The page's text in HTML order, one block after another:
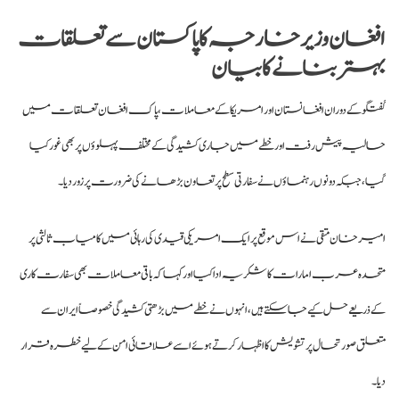
افغان وزیر خارجہ کا پاکستان سے تعلقات
بہتر بنانے کا بیان
گفتگو کے دوران افغانستان اور امریکا کے معاملات، پاک افغان تعلقات میں
حالیہ پیش رفت اور خطے میں جاری کشیدگی کے مختلف پہلوؤں پر بھی غور کیا
گیا، جبکہ دونوں رہنماؤں نے سفارتی سطح پر تعاون بڑھانے کی ضرورت پر زور دیا۔
امیر خان متقی نے اس موقع پر ایک امریکی قیدی کی رہائی میں کامیاب ثالثی پر
متحدہ عرب امارات کا شکریہ ادا کیا اور کہا کہ باقی معاملات بھی سفارت کاری
کے ذریعے حل کیے جا سکتے ہیں، انہوں نے خطے میں بڑھتی کشیدگی خصوصاً ایران سے
متعلق صورتحال پر تشویش کا اظہار کرتے ہوئے اسے علاقائی امن کے لیے خطرہ قرار
دیا۔